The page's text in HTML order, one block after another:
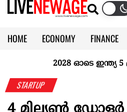
HOME ECONOMY FINANCE
KERALA @70
2028 ഓടെ ഇന്ത്യ 5
STARTUP